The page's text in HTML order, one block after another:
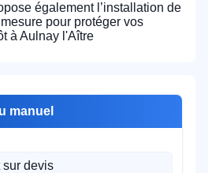
également l’installation de
pour protéger vos
à Aulnay l'Aître
manuel
sur devis